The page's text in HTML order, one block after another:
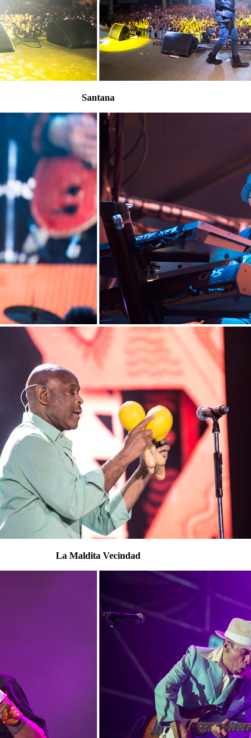
Santana
La Maldita Vecindad